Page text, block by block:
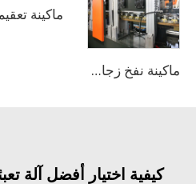
ماكينة نفخ زجاجات PET من 6 تجاويف
ماكينة تعقيم الأنابيب
اختيار أفضل آلة تعبئة